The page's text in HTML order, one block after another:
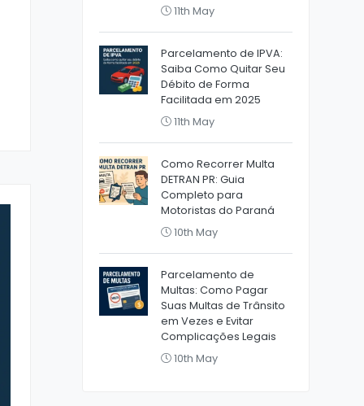
11th May
Parcelamento de IPVA:
Saiba Como Quitar Seu
Débito de Forma
Facilitada em 2025
11th May
Como Recorrer Multa
DETRAN PR: Guia
Completo para
Motoristas do Paraná
10th May
Parcelamento de
Multas: Como Pagar
Suas Multas de Trânsito
em Vezes e Evitar
Complicações Legais
10th May